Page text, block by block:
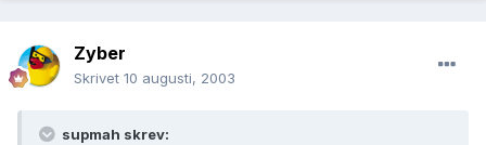
Zyber
Skrivet 10 augusti, 2003
supmah skrev: